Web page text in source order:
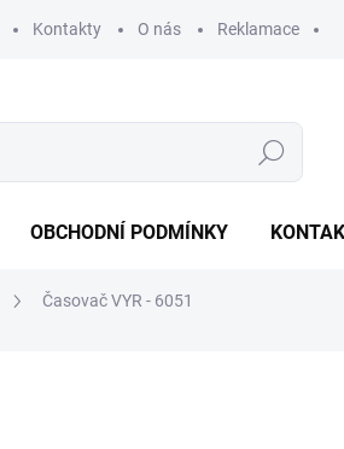
Kontakty O nás Reklamace
Hledat
OBCHODNÍ PODMÍNKY
Časovač VYR - 6051